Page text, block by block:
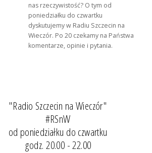
nas rzeczywistość? O tym od
poniedziałku do czwartku
dyskutujemy w Radiu Szczecin na
Wieczór. Po 20 czekamy na Państwa
komentarze, opinie i pytania.
"Radio Szczecin na Wieczór"
#RSnW
od poniedziałku do czwartku
godz. 20.00 - 22.00